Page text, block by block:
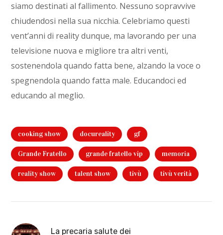
siamo destinati al fallimento. Nessuno sopravvive
chiudendosi nella sua nicchia. Celebriamo questi
vent’anni di reality dunque, ma lavorando per una
televisione nuova e migliore tra altri venti,
sostenendola quando fatta bene, alzando la voce o
spegnendola quando fatta male. Educandoci ed
educando al meglio.
cooking show docureality gf
Grande Fratello grande fratello vip memoria
reality show talent show tivù tivù verità
La precaria salute dei